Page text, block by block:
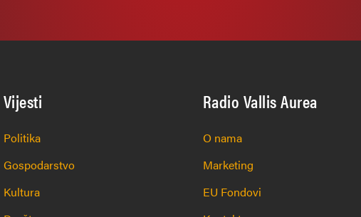
Vijesti
Politika
Gospodarstvo
Kultura
Radio Vallis Aurea
O nama
Marketing
EU Fondovi